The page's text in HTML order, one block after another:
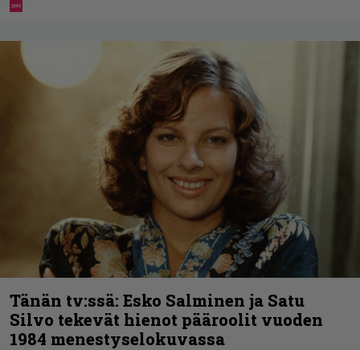
Tänän tv:ssä: Esko Salminen ja Satu
Silvo tekevät hienot pääroolit vuoden
1984 menestyselokuvassa